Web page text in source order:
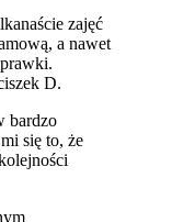
zajęć
a nawet
D.
bardzo
się to, że